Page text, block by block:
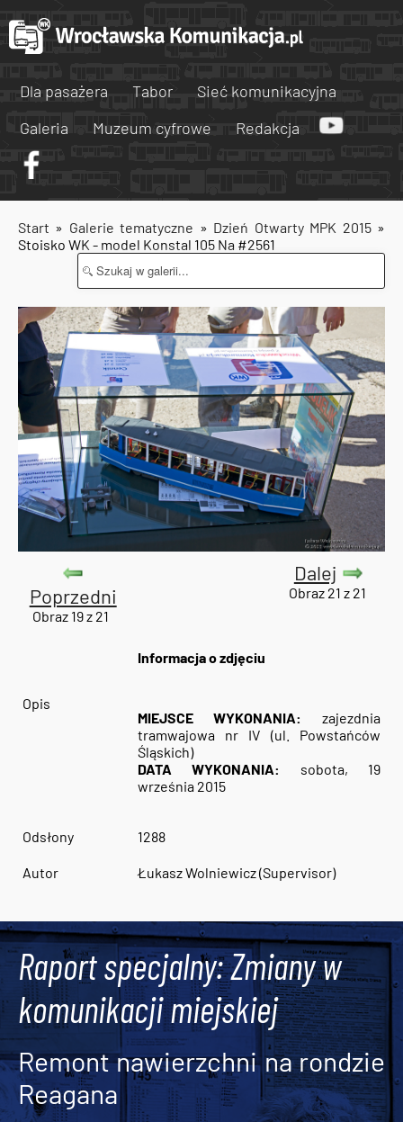
Dla pasażera Tabor
Sieć komunikacyjna
Galeria
Muzeum cyfrowe Redakcja
Start » Galerie tematyczne » Dzień Otwarty MPK 2015»
Stoisko WK - model Konstal 105 Na #2561
Poprzedni
Obraz 19 z 21
Dalej
Obraz 21 z 21
Informacja o zdjęciu
Opis
MIEJSCE WYKONANIA:
zajezdnia
tramwajowa nr IV (ul. Powstańców
Śląskich)
DATA WYKONANIA:
sobota, 19
września 2015
Odsłony 1288
Autor Łukasz Wolniewicz (Supervisor)
Raport specjalny: Zmiany w
komunikacji miejskiej
Remont nawierzchni na rondzie
Reagana